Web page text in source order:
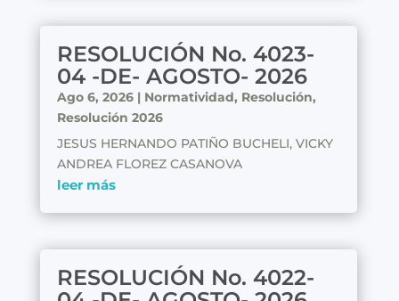
RESOLUCIÓN No. 4023-
04 -DE- AGOSTO- 2026
Ago 6, 2026| Normatividad, Resolución,
Resolución 2026
JESUS HERNANDO PATIÑO BUCHELI, VICKY
ANDREA FLOREZ CASANOVA
leer más
RESOLUCIÓN No. 4022-